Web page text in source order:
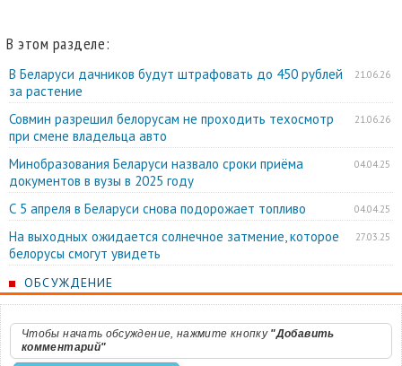
В этом разделе:
21.06.26
В Беларуси дачников будут штрафовать до 450 рублей
за растение
21.06.26
Совмин разрешил белорусам не проходить техосмотр
при смене владельца авто
04.04.25
Минобразования Беларуси назвало сроки приёма
документов в вузы в 2025 году
04.04.25
С 5 апреля в Беларуси снова подорожает топливо
27.03.25
На выходных ожидается солнечное затмение, которое
белорусы смогут увидеть
ОБСУЖДЕНИЕ
Чтобы начать обсуждение, нажмите кнопку "Добавить
комментарий"